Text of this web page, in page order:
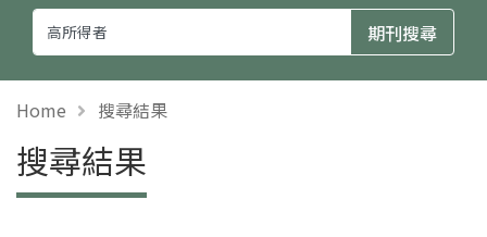
Home 搜尋結果
搜尋結果